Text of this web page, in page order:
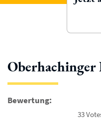
Bewertung:
33